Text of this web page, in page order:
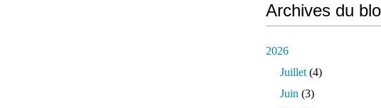
Archives du
2026
Juillet (4)
Juin (3)